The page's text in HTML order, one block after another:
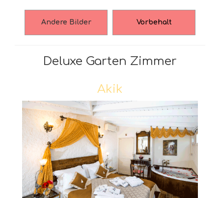
Andere Bilder Vorbehalt
Deluxe Garten Zimmer
Akik